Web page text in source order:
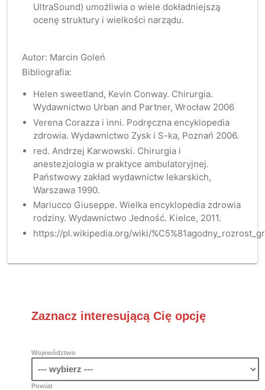
UltraSound) umożliwia o wiele dokładniejszą
ocenę struktury i wielkości narządu.
Autor: Marcin Goleń
Bibliografia:
Helen sweetland, Kevin Conway. Chirurgia.
Wydawnictwo Urban and Partner, Wrocław 2006
Verena Corazza i inni. Podręczna encyklopedia
zdrowia. Wydawnictwo Zysk i S-ka, Poznań 2006.
red. Andrzej Karwowski. Chirurgia i
anestezjologia w praktyce ambulatoryjnej.
Państwowy zakład wydawnictw lekarskich,
Warszawa 1990.
Mariucco Giuseppe. Wielka encyklopedia zdrowia
rodziny. Wydawnictwo Jedność. Kielce, 2011.
https://pl.wikipedia.org/wiki/
Zaznacz interesującą Cię opcję
Województwo
Powiat